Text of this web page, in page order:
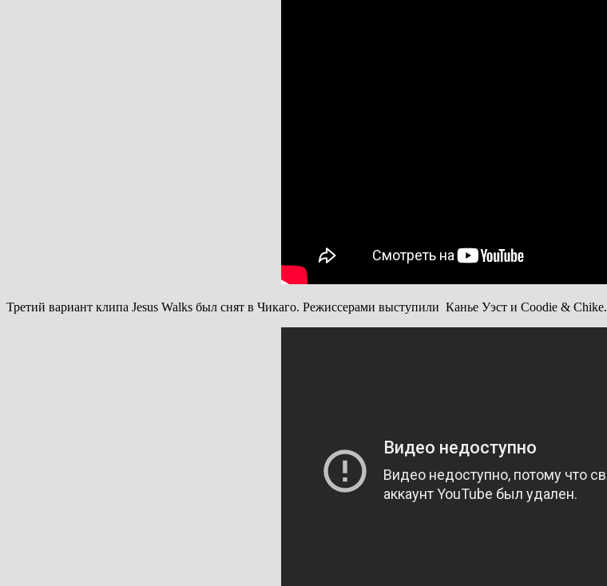
Третий вариант клипа Jesus Walks был снят в Чикаго. Режиссерами выступили Канье Уэст и Coodie & Chike.